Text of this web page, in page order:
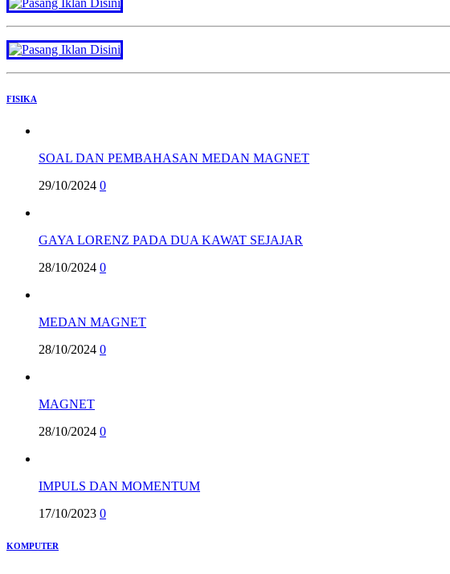
FISIKA
SOAL DAN PEMBAHASAN MEDAN MAGNET
29/10/2024 0
GAYA LORENZ PADA DUA KAWAT SEJAJAR
28/10/2024 0
MEDAN MAGNET
28/10/2024 0
MAGNET
28/10/2024 0
IMPULS DAN MOMENTUM
17/10/2023 0
KOMPUTER